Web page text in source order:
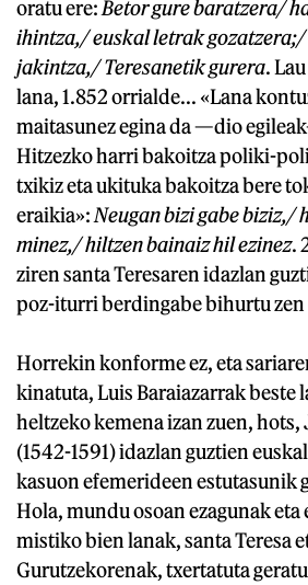
oratu ere: Betor gure baratzera/
ihintza,/ euskal letrak gozatzera;/
jakintza,/ Teresanetik gurera.
lana, 1.852 orrialde... «Lana
maitasunez egina da —dio
Hitzezko harri bakoitza poliki-
txikiz eta ukituka bakoitza bere
eraikia»: Neugan bizi gabe biziz,/
minez,/ hiltzen bainaiz hil ezinez.
ziren santa Teresaren idazlan
poz-iturri berdingabe bihurtu zen
Horrekin konforme ez, eta
kinatuta, Luis Baraiazarrak beste
heltzeko kemena izan zuen,
(1542-1591) idazlan guztien
kasuon efemerideen estutasunik
Hola, mundu osoan ezagunak
mistiko bien lanak, santa Teresa
Gurutzekorenak, txertatuta